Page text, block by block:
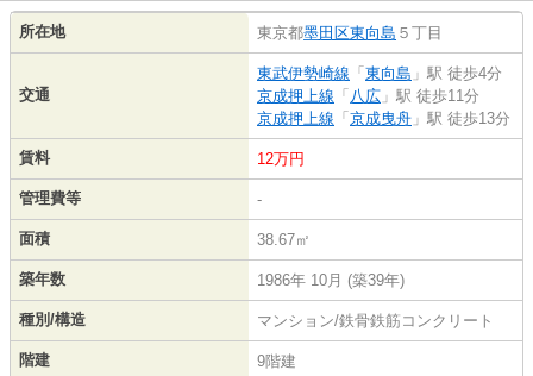
所在地 東京都墨田区東向島 ５丁目
交通
東武伊勢崎線 「 東向島 」駅 徒歩4分
京成押上線 「 八広 」駅 徒歩11分
京成押上線 「 京成曳舟 」駅 徒歩13分
賃料 12万円
管理費等 -
面積 38.67㎡
築年数 1986年 10月 (築39年)
種別/構造 マンション/鉄骨鉄筋コンクリート
階建 9階建